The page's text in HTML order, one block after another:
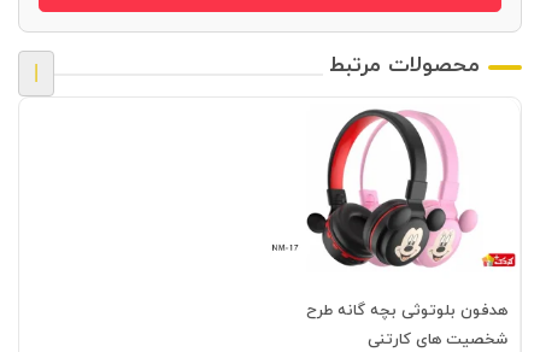
محصولات مرتبط
هدفون بلوتوثی بچه گانه طرح
شخصیت های کارتنی